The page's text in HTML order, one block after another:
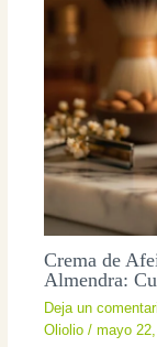
Crema de
Almendra:
Deja un
Oliolio/mayo